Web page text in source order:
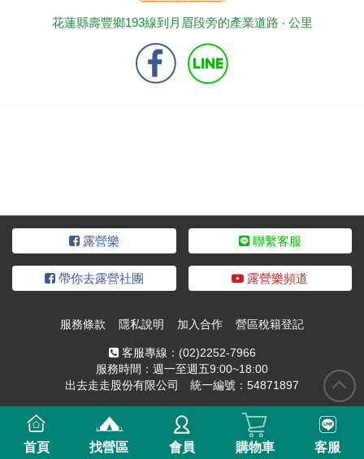
花蓮縣壽豐鄉193線到月眉段旁的產業道路 ‧ 公里
露營樂 聯繫客服
帶你去露營社團 露營樂頻道
服務條款 隱私說明 加入合作 營區稅籍登記
客服專線： (02)2252-7966
服務時間：週一至週五9:00~18:00
出去走走股份有限公司 統一編號：54871897
首頁 找營區 會員 購物車 客服